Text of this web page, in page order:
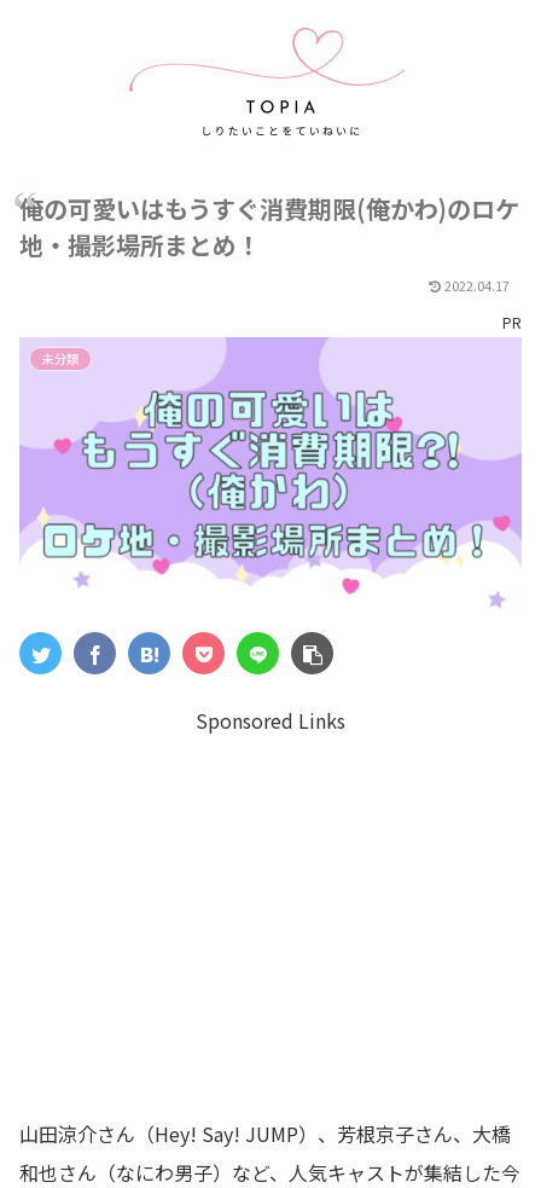
俺の可愛いはもうすぐ消費期限(俺かわ)のロケ
地・撮影場所まとめ！
2022.04.17
PR
未分類
Sponsored Links
山田涼介さん（Hey! Say! JUMP）、芳根京子さん、大橋
和也さん（なにわ男子）など、人気キャストが集結した今